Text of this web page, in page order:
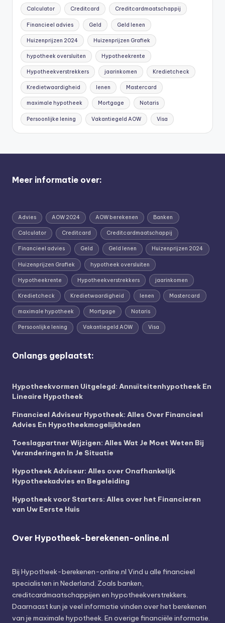
Calculator Creditcard Creditcardmaatschappij
Financieel advies Geld Geld lenen
Huizenprijzen 2024 Huizenprijzen Grafiek
hypotheek oversluiten Hypotheekrente
Hypotheekverstrekkers jaarinkomen Kredietcheck
Kredietwaardigheid lenen Mastercard
maximale hypotheek Mortgage Notaris
Persoonlijke lening Vakantiegeld AOW Visa
Meer informatie over:
Advies AOW 2024 AOW berekenen Banken
Calculator Creditcard Creditcardmaatschappij
Financieel advies Geld Geld lenen Huizenprijzen 2024
Huizenprijzen Grafiek hypotheek oversluiten
Hypotheekrente Hypotheekverstrekkers jaarinkomen
Kredietcheck Kredietwaardigheid lenen Mastercard
maximale hypotheek Mortgage Notaris
Persoonlijke lening Vakantiegeld AOW Visa
Onlangs geplaatst:
Hypotheekvormen Uitgelegd: Annuïteitenhypotheek En
Lineaire Hypotheek
Financieel Adviseur Hypotheek: Alles Over Financieel
Advies En Hypotheekmogelijkheden
Toeslagpartner Wijzigen: Alles Wat Je Moet Weten Bij
Veranderingen In Je Situatie
Hypotheek Adviseur: Alles over Onafhankelijk
Hypotheekadvies en Begeleiding
Hypotheek voor Starters: Alles over het Financieren
van Uw Eerste Huis
Over Hypotheek-berekenen-online.nl
Bij Hypotheek-berekenen-online.nl Vind u alle financieel
specialisten in Nederland. Zoals banken,
creditcardmaatschappijen en hypotheekverstrekkers.
Daarnaast kun je veel informatie vinden over het berekenen
van je maximale hypotheek. En overige financiële informatie.